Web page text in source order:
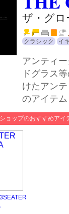
ザ・グロ
クラシック イ
アンティ
ドグラス
けたアン
のアイテ
ョップのおすすめアイ